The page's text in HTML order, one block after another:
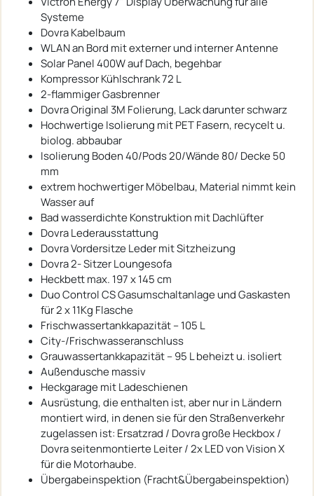
Systeme
Dovra Kabelbaum
WLAN an Bord mit externer und interner Antenne
Solar Panel 400W auf Dach, begehbar
Kompressor Kühlschrank 72 L
2-flammiger Gasbrenner
Dovra Original 3M Folierung, Lack darunter schwarz
Hochwertige Isolierung mit PET Fasern, recycelt u.
biolog. abbaubar
Isolierung Boden 40/Pods 20/Wände 80/ Decke 50
mm
extrem hochwertiger Möbelbau, Material nimmt kein
Wasser auf
Bad wasserdichte Konstruktion mit Dachlüfter
Dovra Lederausstattung
Dovra Vordersitze Leder mit Sitzheizung
Dovra 2- Sitzer Loungesofa
Heckbett max. 197 x 145 cm
Duo Control CS Gasumschaltanlage und Gaskasten
für 2 x 11Kg Flasche
Frischwassertankkapazität – 105 L
City-/Frischwasseranschluss
Grauwassertankkapazität – 95 L beheizt u. isoliert
Außendusche massiv
Heckgarage mit Ladeschienen
Ausrüstung, die enthalten ist, aber nur in Ländern
montiert wird, in denen sie für den Straßenverkehr
zugelassen ist: Ersatzrad / Dovra große Heckbox /
Dovra seitenmontierte Leiter / 2x LED von Vision X
für die Motorhaube.
Übergabeinspektion (Fracht&Übergabeinspektion)